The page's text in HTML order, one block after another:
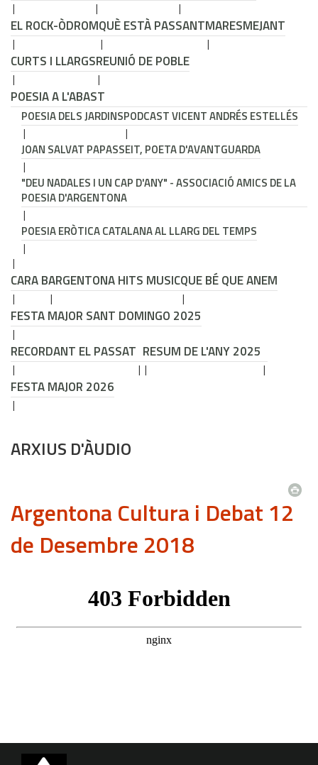
EL ROCK-ÒDROMQUÈ ESTÀ PASSANTMARESMEJANT
CURTS I LLARGSREUNIÓ DE POBLE
POESIA A L'ABAST
POESIA DELS JARDINSPODCAST VICENT ANDRÉS ESTELLÉS
JOAN SALVAT PAPASSEIT, POETA D'AVANTGUARDA
"DEU NADALES I UN CAP D'ANY" - ASSOCIACIÓ AMICS DE LA
POESIA D'ARGENTONA
POESIA ERÒTICA CATALANA AL LLARG DEL TEMPS
CARA BARGENTONA HITS MUSICQUE BÉ QUE ANEM
FESTA MAJOR SANT DOMINGO 2025
RECORDANT EL PASSAT RESUM DE L'ANY 2025
FESTA MAJOR 2026
ARXIUS D'ÀUDIO
Argentona Cultura i Debat 12
de Desembre 2018